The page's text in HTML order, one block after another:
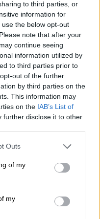
to third parties, or
information for
the below opt-out
note that after your
continue seeing
information utilized by
to third parties prior to
out of the further
by third parties on the
This information may
on the IAB’s List of
further disclose it to other
one or more Google
You may click to
its third-party tags to
in below Google
Outs
of my
my
και Εφετείο
της
στις οποίες
ηλικία δεν
για τις
ο κ. Νουλέζας
. Μιλώντας στο
σεβασμού και
πράξεις
ψυχική
τηλεόραση
η κόρη